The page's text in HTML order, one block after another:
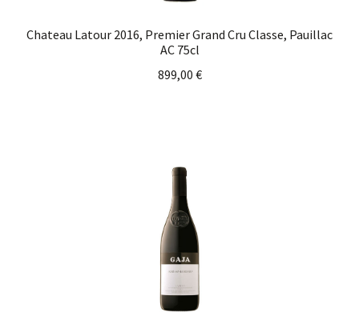
Chateau Latour 2016, Premier Grand Cru Classe, Pauillac
AC 75cl
899,00 €